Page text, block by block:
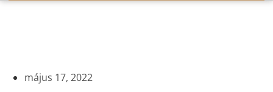
május 17, 2022